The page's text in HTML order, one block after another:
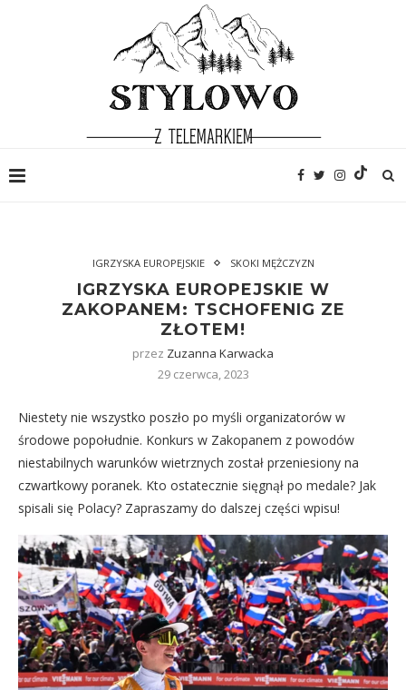
IGRZYSKA EUROPEJSKIE SKOKI MĘŻCZYZN
IGRZYSKA EUROPEJSKIE W
ZAKOPANEM: TSCHOFENIG ZE
ZŁOTEM!
przez Zuzanna Karwacka
29 czerwca, 2023
Niestety nie wszystko poszło po myśli organizatorów w
środowe popołudnie. Konkurs w Zakopanem z powodów
niestabilnych warunków wietrznych został przeniesiony na
czwartkowy poranek. Kto ostatecznie sięgnął po medale? Jak
spisali się Polacy? Zapraszamy do dalszej części wpisu!